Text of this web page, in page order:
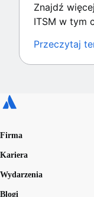
Znajdź
ITSM w tym
Przeczytaj
Firma
Kariera
Wydarzenia
Blogi